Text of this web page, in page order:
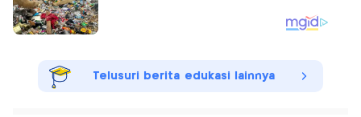
Telusuri berita edukasi lainnya